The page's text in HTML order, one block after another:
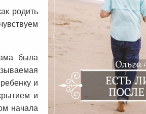
родить
была
и
и
начала